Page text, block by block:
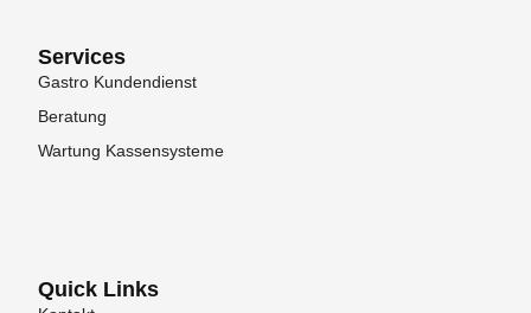
Services
Gastro Kundendienst
Beratung
Wartung Kassensysteme
Quick Links